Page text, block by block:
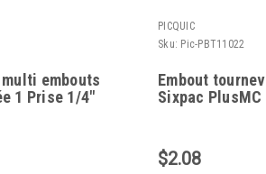
embouts
1 Prise 1/4"
PICQUIC
Sku: Pic-PBT11022
Embout
Sixpac
$2.08